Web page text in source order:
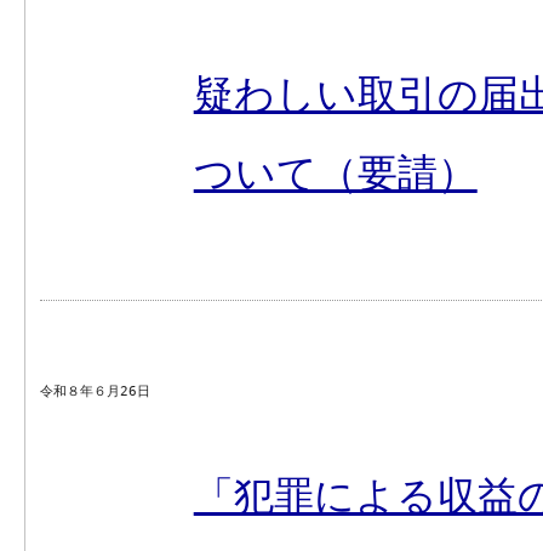
疑わしい取引の届
ついて（要請）
令和８年６月26日
「犯罪による収益